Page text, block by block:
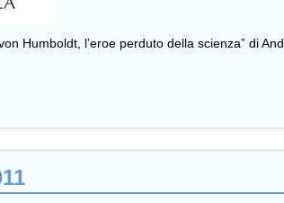
Humboldt, l’eroe perduto della scienza” di